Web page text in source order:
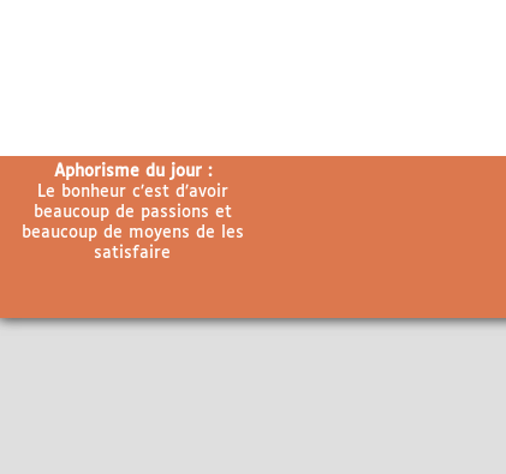
Aphorisme du jour :
Le bonheur c’est d’avoir
beaucoup de passions et
beaucoup de moyens de les
satisfaire